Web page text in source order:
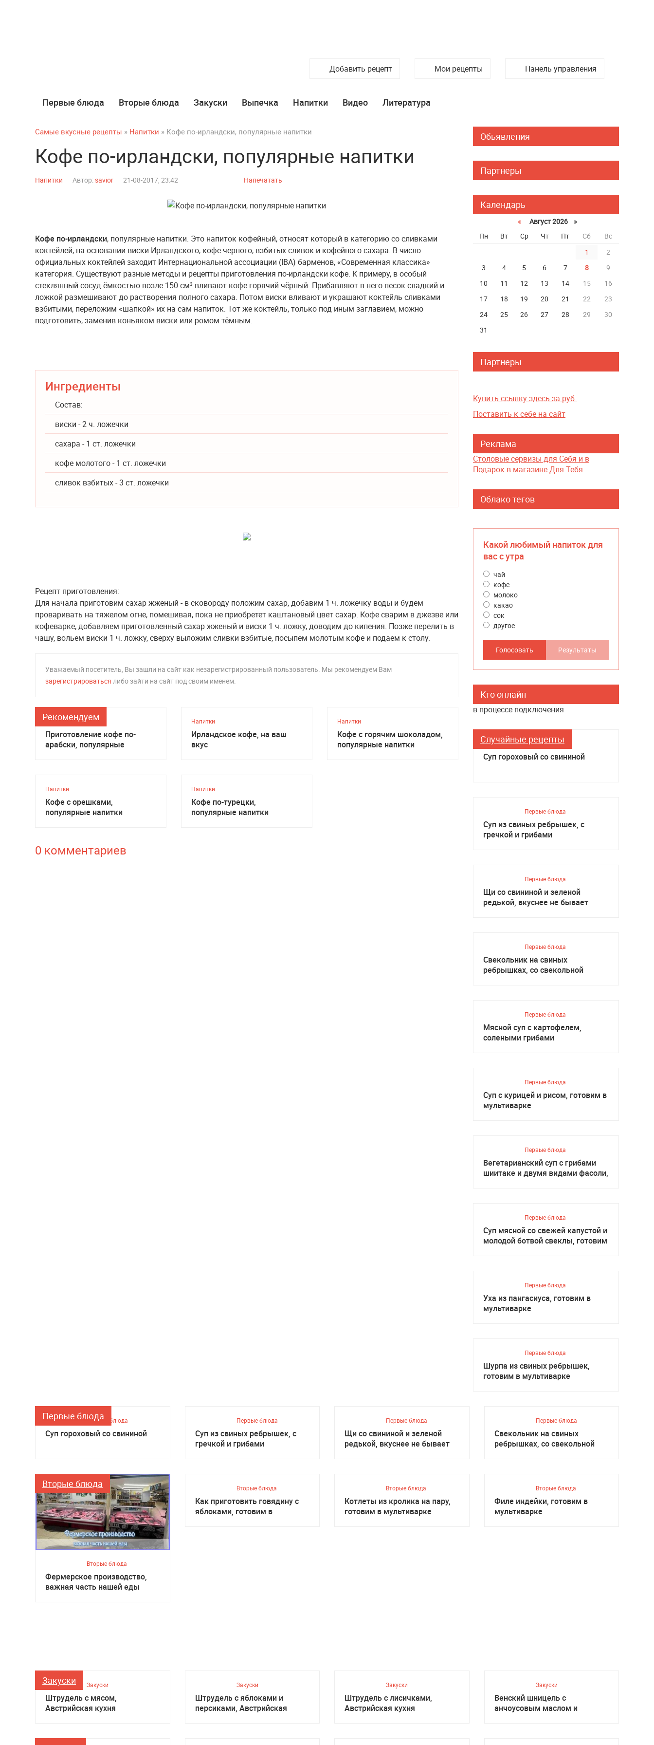
Панель управления
Мои рецепты
Добавить рецепт
Первые блюда Вторые блюда Закуски Выпечка Напитки Видео Литература
Самые вкусные рецепты » Напитки » Кофе по-ирландски, популярные напитки
Кофе по-ирландски, популярные напитки
Напитки Автор:savior 21-08-2017, 23:42 Напечатать
Кофе по-ирландски, популярные напитки. Это напиток кофейный, относят который в категорию со сливками
коктейлей, на основании виски Ирландского, кофе черного, взбитых сливок и кофейного сахара. В число
официальных коктейлей заходит Интернациональной ассоциации (IBA) барменов, «Современная классика»
категория. Существуют разные методы и рецепты приготовления по-ирландски кофе. К примеру, в особый
стеклянный сосуд ёмкостью возле 150 см³ вливают кофе горячий чёрный. Прибавляют в него песок сладкий и
ложкой размешивают до растворения полного сахара. Потом виски вливают и украшают коктейль сливками
взбитыми, переложим «шапкой» их на сам напиток. Тот же коктейль, только под иным заглавием, можно
подготовить, заменив коньяком виски или ромом тёмным.
Ингредиенты
Состав:
виски - 2 ч. ложечки
сахара - 1 ст. ложечки
кофе молотого - 1 ст. ложечки
сливок взбитых - 3 ст. ложечки
Рецепт приготовления:
Для начала приготовим сахар жженый - в сковороду положим сахар, добавим 1 ч. ложечку воды и будем
проваривать на тяжелом огне, помешивая, пока не приобретет каштановый цвет сахар. Кофе сварим в джезве или
кофеварке, добавляем приготовленный сахар жженый и виски 1 ч. ложку, доводим до кипения. Позже перелить в
чашу, вольем виски 1 ч. ложку, сверху выложим сливки взбитые, посыпем молотым кофе и подаем к столу.
Уважаемый посетитель, Вы зашли на сайт как незарегистрированный пользователь. Мы рекомендуем Вам
зарегистрироваться либо зайти на сайт под своим именем.
Рекомендуем
Напитки
Приготовление кофе по-
арабски, популярные
Напитки
Ирландское кофе, на ваш
вкус
Напитки
Кофе с горячим шоколадом,
популярные напитки
Напитки
Кофе с орешками,
популярные напитки
Напитки
Кофе по-турецки,
популярные напитки
0 комментариев
Обьявления
Партнеры
Календарь
«
Август 2026 »
Пн
Вт Ср Чт Пт Сб
Вс
1
2
3
4 5 6 7 8
9
10
11 12 13 14 15
16
17
18 19 20 21 22
23
24
25 26 27 28 29
30
31
Партнеры
Купить ссылку здесь за руб.
Поставить к себе на сайт
Реклама
Столовые сервизы для Себя и в
Подарок в магазине Для Тебя
Облако тегов
Какой любимый напиток для
вас с утра
чай
кофе
молоко
какао
сок
другое
Голосовать Результаты
Кто онлайн
в процессе подключения
Случайные рецепты
Первые блюда
Суп гороховый со свининой
Первые блюда
Суп из свиных ребрышек, с
гречкой и грибами
Первые блюда
Щи со свининой и зеленой
редькой, вкуснее не бывает
Первые блюда
Свекольник на свиных
ребрышках, со свекольной
Первые блюда
Мясной суп с картофелем,
солеными грибами
Первые блюда
Суп с курицей и рисом, готовим в
мультиварке
Первые блюда
Вегетарианский суп с грибами
шиитаке и двумя видами фасоли,
Первые блюда
Суп мясной со свежей капустой и
молодой ботвой свеклы, готовим
Первые блюда
Уха из пангасиуса, готовим в
мультиварке
Первые блюда
Шурпа из свиных ребрышек,
готовим в мультиварке
Первые блюдаПервые блюда
Суп гороховый со свининой
Первые блюда
Суп из свиных ребрышек, с
гречкой и грибами
Первые блюда
Щи со свининой и зеленой
редькой, вкуснее не бывает
Первые блюда
Свекольник на свиных
ребрышках, со свекольной
Вторые блюда
Вторые блюда
Фермерское производство,
важная часть нашей еды
Вторые блюда
Как приготовить говядину с
яблоками, готовим в
Вторые блюда
Котлеты из кролика на пару,
готовим в мультиварке
Вторые блюда
Филе индейки, готовим в
мультиварке
Закуски Закуски
Штрудель с мясом,
Австрийская кухня
Закуски
Штрудель с яблоками и
персиками, Австрийская
Закуски
Штрудель с лисичками,
Австрийская кухня
Закуски
Венский шницель с
анчоусовым маслом и